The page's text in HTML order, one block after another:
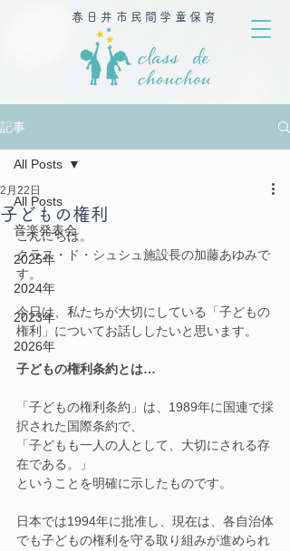
春日井市民間学童保育
記事
All Posts
音楽発表会
2025年
2024年
2023年
2026年
All Posts
子どもの権利
2月22日
こんにちは。
クラス・ド・シュシュ施設長の加藤あゆみで
す。
今日は、私たちが大切にしている「子どもの
権利」についてお話ししたいと思います。
子どもの権利条約とは…
「子どもの権利条約」は、1989年に国連で採
択された国際条約で、
「子どもも一人の人として、大切にされる存
在である。」
ということを明確に示したものです。
日本では1994年に批准し、現在は、各自治体
でも子どもの権利を守る取り組みが進められ